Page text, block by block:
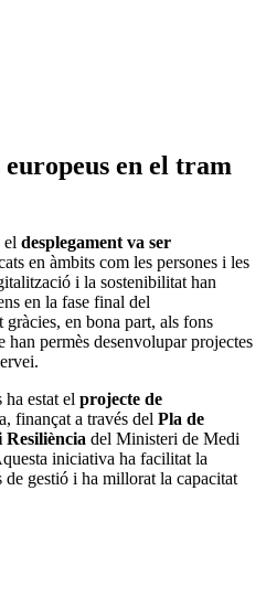
en el tram
el desplegament va ser
en àmbits com les persones i les
i la sostenibilitat han
en la fase final del
en bona part, als fons
han permès desenvolupar projectes
estat el projecte de
finançat a través del Pla de
del Ministeri de Medi
iniciativa ha facilitat la
de gestió i ha millorat la capacitat